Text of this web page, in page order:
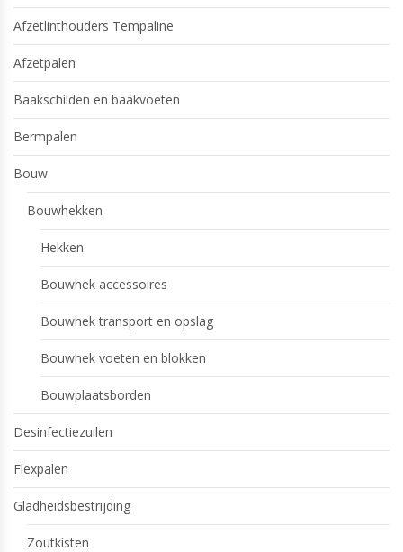
Afzetlinthouders Tempaline
Afzetpalen
Baakschilden en baakvoeten
Bermpalen
Bouw
Bouwhekken
Hekken
Bouwhek accessoires
Bouwhek transport en opslag
Bouwhek voeten en blokken
Bouwplaatsborden
Desinfectiezuilen
Flexpalen
Gladheidsbestrijding
Zoutkisten